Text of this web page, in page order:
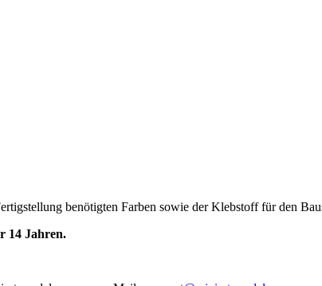
benötigten Farben sowie der Klebstoff für den
14 Jahren.